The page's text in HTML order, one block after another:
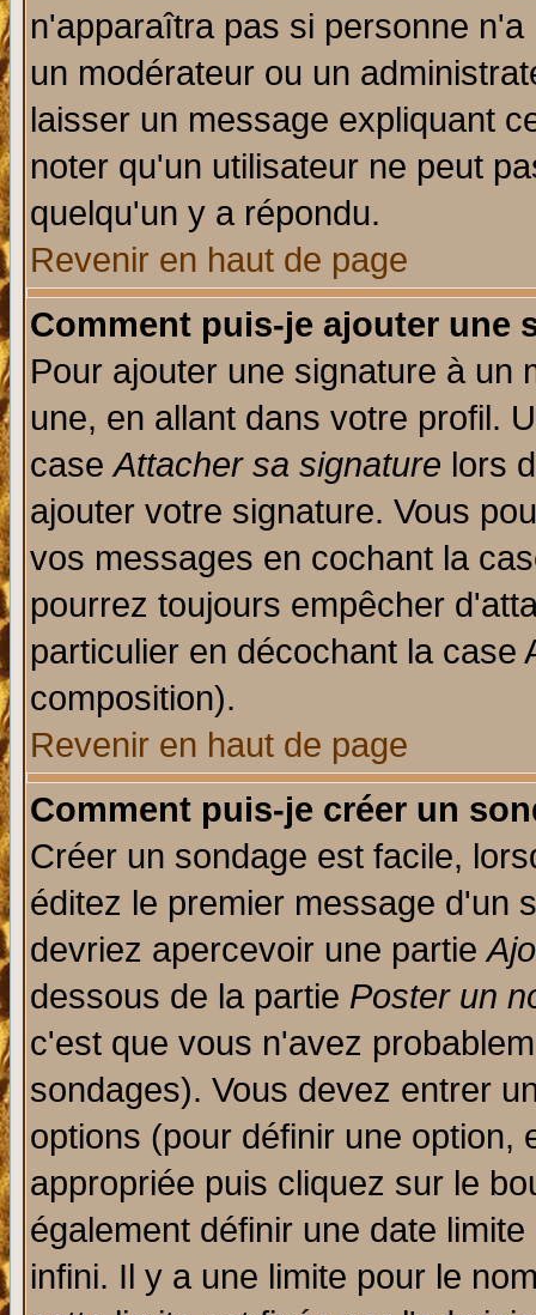
n'apparaîtra pas si personne
un modérateur ou un
laisser un message expliquant
noter qu'un utilisateur ne peut
quelqu'un y a répondu.
Revenir en haut de page
Comment puis-je ajouter une
Pour ajouter une signature à un
une, en allant dans votre profil.
caseAttacher sa signature lors
ajouter votre signature. Vous
vos messages en cochant la
pourrez toujours empêcher
particulier en décochant la
composition).
Revenir en haut de page
Comment puis-je créer un
Créer un sondage est facile,
éditez le premier message d'un
devriez apercevoir une partie
dessous de la partie Poster un
c'est que vous n'avez
sondages). Vous devez entrer
options (pour définir une option,
appropriée puis cliquez sur le
également définir une date
infini. Il y a une limite pour le